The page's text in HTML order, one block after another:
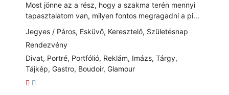
Most jönne az a rész, hogy a szakma terén mennyi
tapasztalatom van, milyen fontos megragadni a pi...
Jegyes / Páros, Esküvő, Keresztelő, Születésnap
Rendezvény
Divat, Portré, Portfólió, Reklám, Imázs, Tárgy,
Tájkép, Gastro, Boudoir, Glamour